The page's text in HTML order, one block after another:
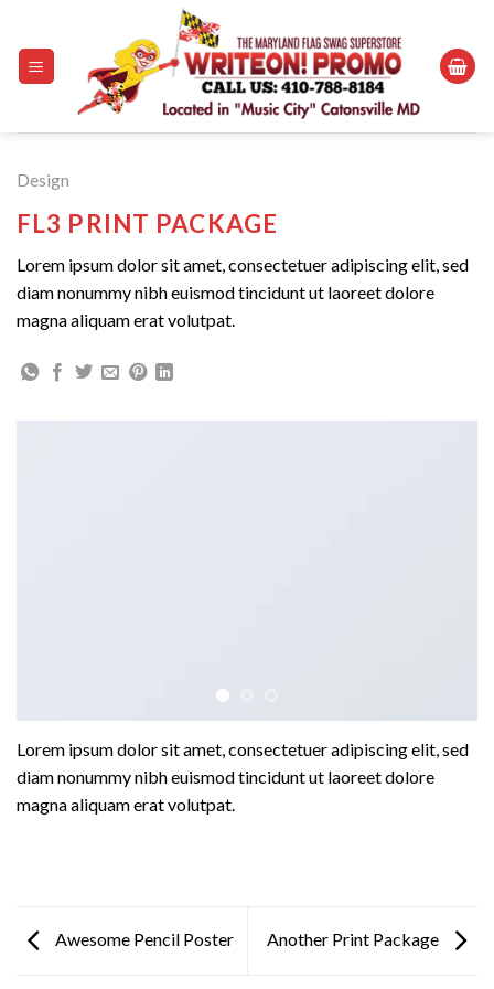
content
Design
FL3 PRINT PACKAGE
Lorem ipsum dolor sit amet, consectetuer adipiscing elit, sed
diam nonummy nibh euismod tincidunt ut laoreet dolore
magna aliquam erat volutpat.
Lorem ipsum dolor sit amet, consectetuer adipiscing elit, sed
diam nonummy nibh euismod tincidunt ut laoreet dolore
magna aliquam erat volutpat.
Awesome Pencil Poster Another Print Package